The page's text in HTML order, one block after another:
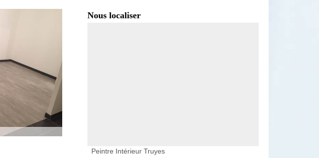
Nous localiser
Peintre Intérieur Truyes